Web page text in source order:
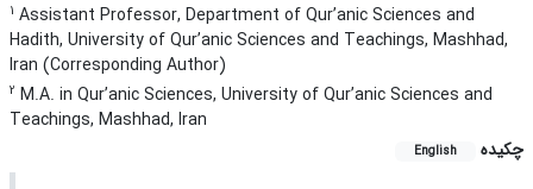
1 Assistant Professor, Department of Qur’anic Sciences and
Hadith, University of Qur’anic Sciences and Teachings, Mashhad,
Iran (Corresponding Author)
2 M.A. in Qur’anic Sciences, University of Qur’anic Sciences and
Teachings, Mashhad, Iran
چکیده
English